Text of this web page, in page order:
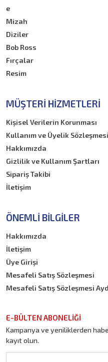
e
Mizah
Diziler
Bob Ross
Fırçalar
Resim
MÜŞTERI HIZMETLERI
Kişisel Verilerin Korunması
Kullanım ve Üyelik Sözleşmesi
Hakkımızda
Gizlilik ve Kullanım Şartları
Sipariş Takibi
İletişim
ÖNEMLI BILGILER
Hakkımızda
İletişim
Üye Girişi
Mesafeli Satış Sözleşmesi
Mesafeli Satış Sözleşmesi
E-BÜLTEN ABONELİĞİ
Kampanya ve yeniliklerden
kayıt olun.